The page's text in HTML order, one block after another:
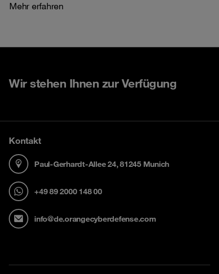
Mehr erfahren
Wir stehen Ihnen zur Verfügung
Kontakt
Paul-Gerhardt-Allee 24, 81245 Munich
+49 89 2000 148 00
info@de.orangecyberdefense.com